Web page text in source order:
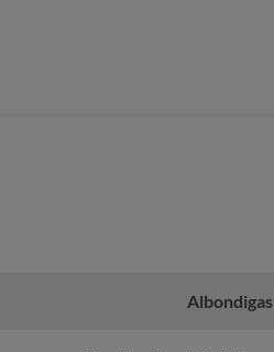
Albondigas